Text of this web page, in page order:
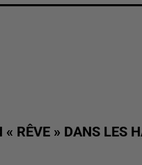
RÊVE » DANS LES